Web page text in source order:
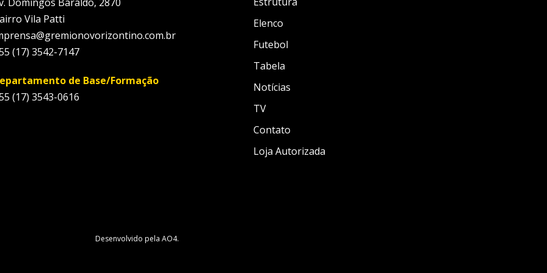
Vila Patti
(17) 3542-7147
de Base/Formação
(17) 3543-0616
Elenco
Futebol
Tabela
Notícias
TV
Contato
Loja Autorizada
Desenvolvido pela AO4.